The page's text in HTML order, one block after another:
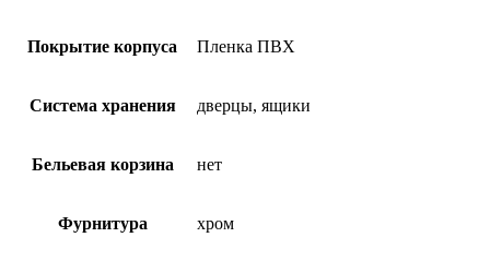
Покрытие корпуса Пленка ПВХ
Система хранения дверцы, ящики
Бельевая корзина нет
Фурнитура хром